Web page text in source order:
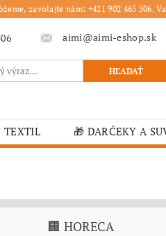
zavolajte nám: +421 902 465 506.
aimi@aimi-eshop.sk
TEXTIL 🎁 DARČEKY A
OBJEDNÁVKA
🏢 HORECA